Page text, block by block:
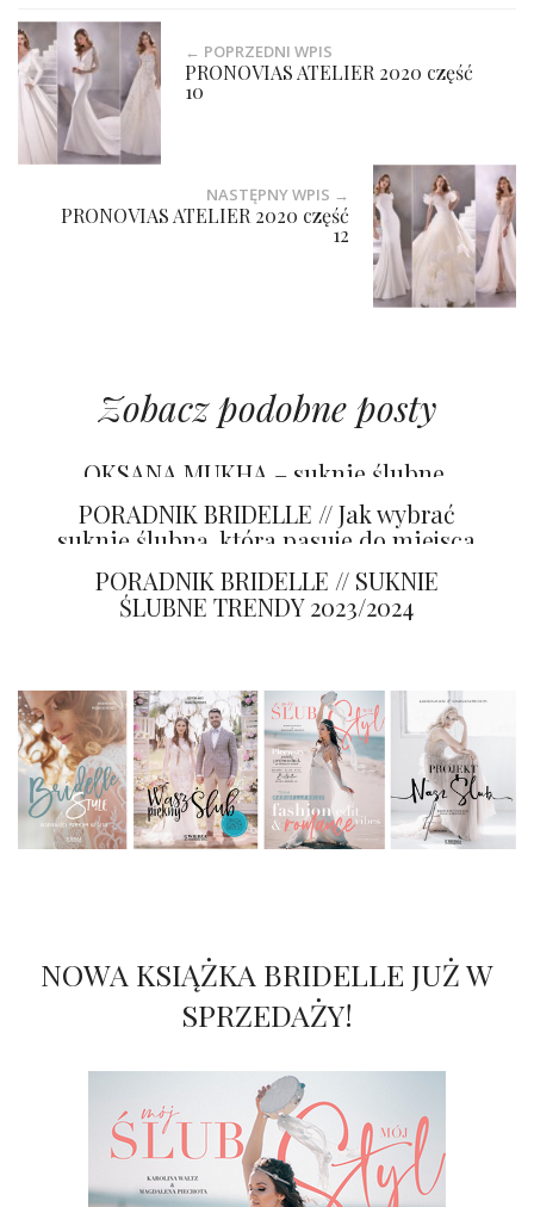
← POPRZEDNI WPIS
PRONOVIAS ATELIER 2020 część
10
NASTĘPNY WPIS →
PRONOVIAS ATELIER 2020 część
12
Zobacz podobne posty
OKSANA MUKHA – suknie ślubne,
które zamieniają marzenia w sztukę
PORADNIK BRIDELLE // Jak wybrać
suknię ślubną, która pasuje do miejsca
przyjęcia
PORADNIK BRIDELLE // SUKNIE
ŚLUBNE TRENDY 2023/2024
NOWA KSIĄŻKA BRIDELLE JUŻ W
SPRZEDAŻY!